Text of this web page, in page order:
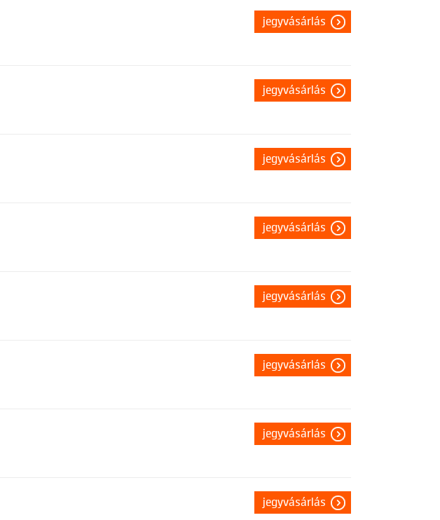
jegyvásárlás
jegyvásárlás
jegyvásárlás
jegyvásárlás
jegyvásárlás
jegyvásárlás
jegyvásárlás
jegyvásárlás